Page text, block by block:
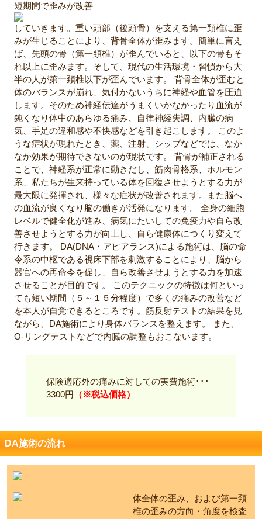
短期間で歪みが改善
していきます。重い頭部（後頭骨）を支える第一頚椎に歪
みが生じることにより、背骨全体が歪みます。簡単に言え
ば、先頭の骨（第一頚椎）が歪んでいると、以下の骨もそ
れ以上に歪みます。そして、現代の生活環境・習慣から大
半の人が第一頚椎以下が歪んでいます。 背骨全体が歪むと
体のバランスが崩れ、気付かないうちに神経や血管を圧迫
します。そのため神経伝達がうまくいかなかったり血流が
鈍くなり体中のあらゆる痛み、自律神経失調、内臓の病
気、手足の違和感や不快感などを引き起こします。 このよ
うな症状が現れたとき、薬、注射、シップなどでは、なか
なか効果が期待できないのが現状です。 背骨が補正される
ことで、神経系が正常に動きだし、筋肉骨格系、ホルモン
系、私たちが生来持っている体を回復させようとする力が
最大限に発揮され、様々な症状が改善されます。また脳へ
の血流が良くなり脳の働きが活発になります。 全身の細胞
レベルで健全化が進み、病気にたいしての免疫力や自ら改
善させようとする力が向上し、自ら健康体につくり変えて
行きます。 DA(DNA・アピアランス)による施術は、脳の命
令系の中枢である視床下部を刺激することにより、脳から
器官への再命令を促し、自ら改善させようとする力を加速
させることが目的です。 このテクニックの特徴は何といっ
ても短い期間（５～１５分程度）で多くの痛みの改善など
を本人が自覚できるところです。筋反射テストの結果を見
ながら、DA施術により身体バランスを整えます。 また、
O-リングテストなどで内臓の調整もおこないます。
保険適応外の痛みに対しての実費施術･･･
3300円 （※税込価格）
DA施術の流れ
体全体の歪み、および第一頚
椎の歪みの方向・角度を検査